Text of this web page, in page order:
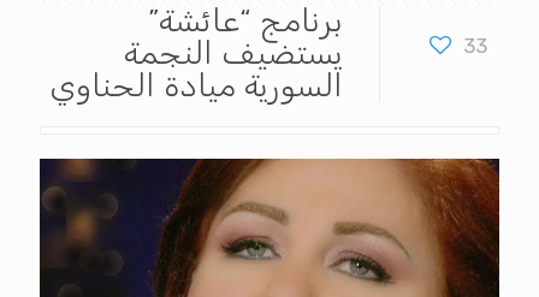
33
برنامج “عائشة”
يستضيف النجمة
السورية ميادة الحناوي